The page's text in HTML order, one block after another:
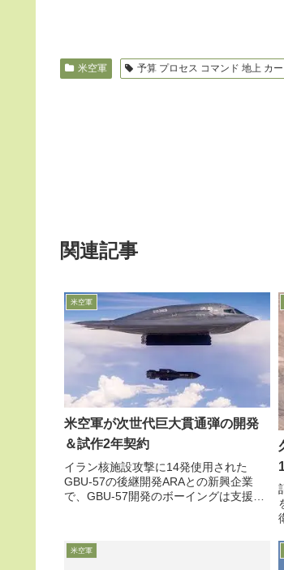
米空軍 予算 プロセス コマンド 地上 カ
関連記事
米空軍
米空軍が次世代巨大貫通弾の開発
＆試作2年契約
イラン核施設攻撃に14発使用された
GBU-57の後継開発ARAとの新興企業
で、GBU-57開発のボーイングは支援提
Defe...
米空軍